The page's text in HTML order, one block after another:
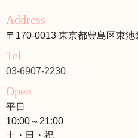
Address
〒170-0013 東京都豊島区東
Tel
03-6907-2230
Open
平日
10:00～21:00
土・日・祝